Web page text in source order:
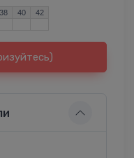
38 40 42